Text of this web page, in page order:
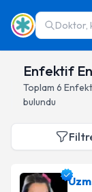
Doktor,
Enfektif
Toplam 6
bulundu